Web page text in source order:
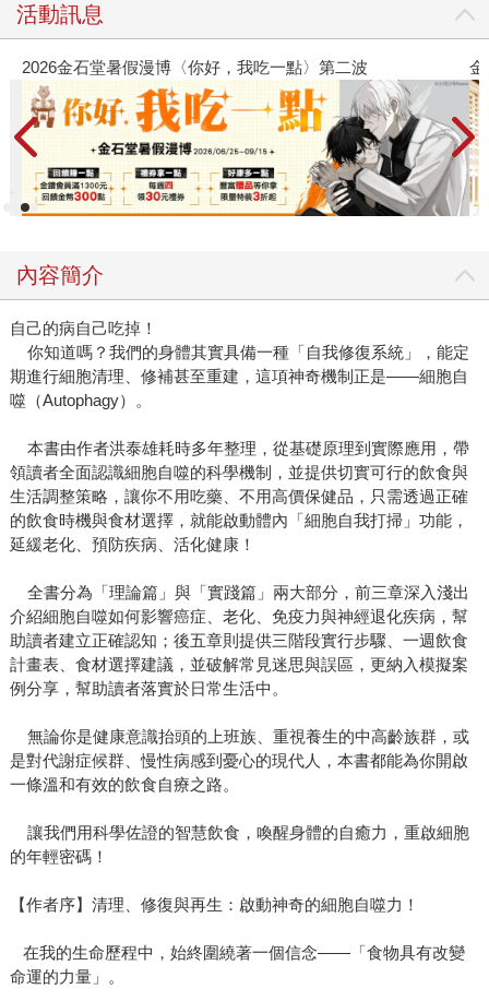
活動訊息
2026金石堂暑假漫博〈你好，我吃一點〉第二波 金
內容簡介
自己的病自己吃掉！
你知道嗎？我們的身體其實具備一種「自我修復系統」，能定
期進行細胞清理、修補甚至重建，這項神奇機制正是——細胞自
噬（Autophagy）。
本書由作者洪泰雄耗時多年整理，從基礎原理到實際應用，帶
領讀者全面認識細胞自噬的科學機制，並提供切實可行的飲食與
生活調整策略，讓你不用吃藥、不用高價保健品，只需透過正確
的飲食時機與食材選擇，就能啟動體內「細胞自我打掃」功能，
延緩老化、預防疾病、活化健康！
全書分為「理論篇」與「實踐篇」兩大部分，前三章深入淺出
介紹細胞自噬如何影響癌症、老化、免疫力與神經退化疾病，幫
助讀者建立正確認知；後五章則提供三階段實行步驟、一週飲食
計畫表、食材選擇建議，並破解常見迷思與誤區，更納入模擬案
例分享，幫助讀者落實於日常生活中。
無論你是健康意識抬頭的上班族、重視養生的中高齡族群，或
是對代謝症候群、慢性病感到憂心的現代人，本書都能為你開啟
一條溫和有效的飲食自療之路。
讓我們用科學佐證的智慧飲食，喚醒身體的自癒力，重啟細胞
的年輕密碼！
【作者序】清理、修復與再生：啟動神奇的細胞自噬力！
在我的生命歷程中，始終圍繞著一個信念——「食物具有改變
命運的力量」。